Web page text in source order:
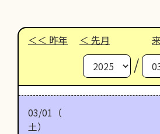
昨年 先月
/
03/01（
土）